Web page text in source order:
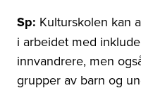
Sp: Kulturskolen kan
i arbeidet med
innvandrere, men
grupper av barn og